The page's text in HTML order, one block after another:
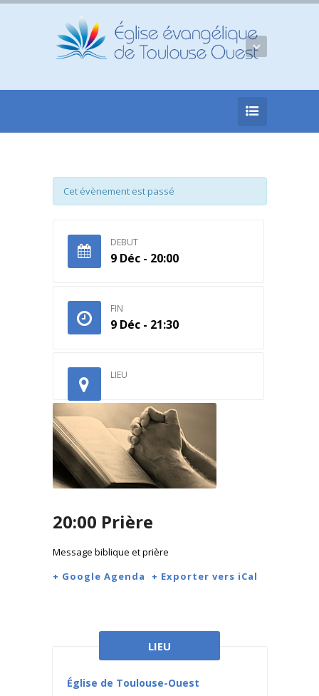
Cet évènement est passé
DEBUT
9 Déc - 20:00
FIN
9 Déc - 21:30
LIEU
20:00 Prière
Message biblique et prière
+ Google Agenda
+ Exporter vers iCal
LIEU
Église de Toulouse-Ouest